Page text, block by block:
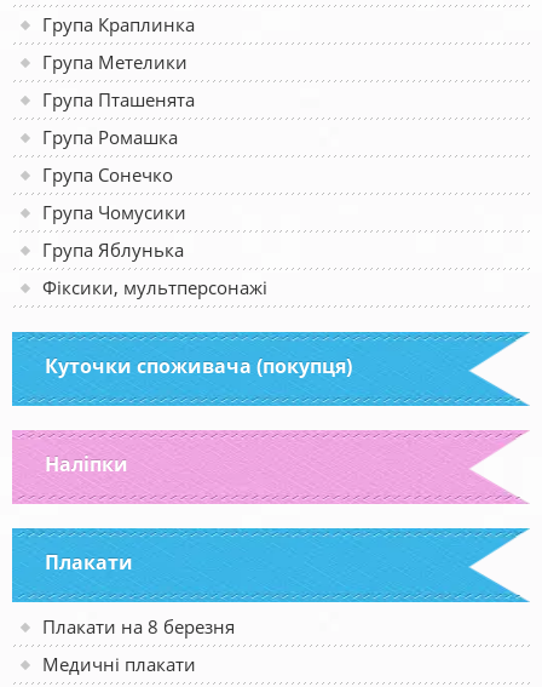
Група Краплинка
Група Метелики
Група Пташенята
Група Ромашка
Група Сонечко
Група Чомусики
Група Яблунька
Фіксики, мультперсонажі
Куточки споживача (покупця)
Наліпки
Плакати
Плакати на 8 березня
Медичні плакати